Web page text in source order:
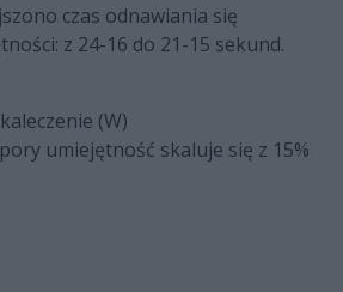
czas odnawiania się
z 24-16 do 21-15 sekund.
(W)
umiejętność skaluje się z 15%